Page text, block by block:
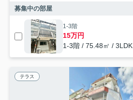
募集中の部屋
1-3階
15万円
1-3階 / 75.48㎡ / 3LDK
テラス